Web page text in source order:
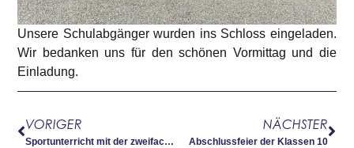
Unsere Schulabgänger wurden ins Schloss eingeladen.
Wir bedanken uns für den schönen Vormittag und die
Einladung.
VORIGER
Sportunterricht mit der zweifachen Judo-Weltmeisterin Anna-Maria Wagner
NÄCHSTER
Abschlussfeier der Klassen 10